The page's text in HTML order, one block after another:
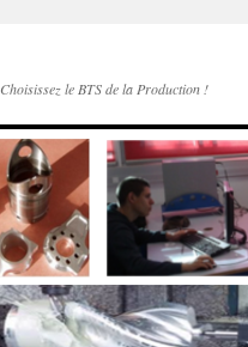
Choisissez le BTS de la Production !